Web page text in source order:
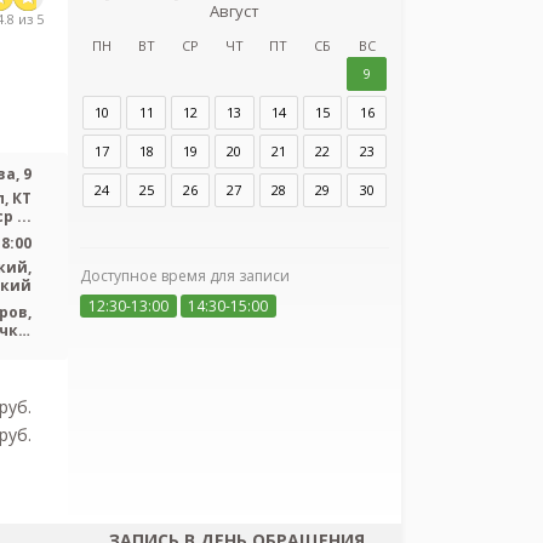
из 5
9
КТ
...
Август
ПН ВТ СР ЧТ ПТ СБ
ВС
9
10 11 12 13 14 15 16
17 18 19 20 21 22 23
24 25 26 27 28 29 30
Доступное время для записи
12:30-13:00
14:30-15:00